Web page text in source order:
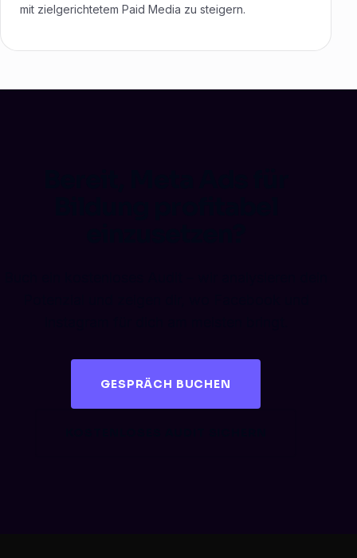
mit zielgerichtetem Paid Media zu steigern.
GESPRÄCH BUCHEN